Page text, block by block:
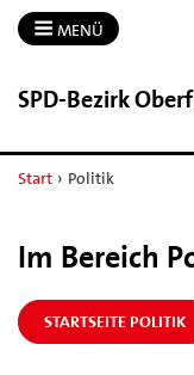
MENÜ
SPD-​Bezirk
Start › Politik
Im Bereich
STARTSEITE POLITIK